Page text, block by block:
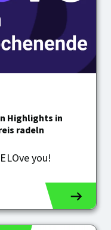
Highlights in
radeln
you!